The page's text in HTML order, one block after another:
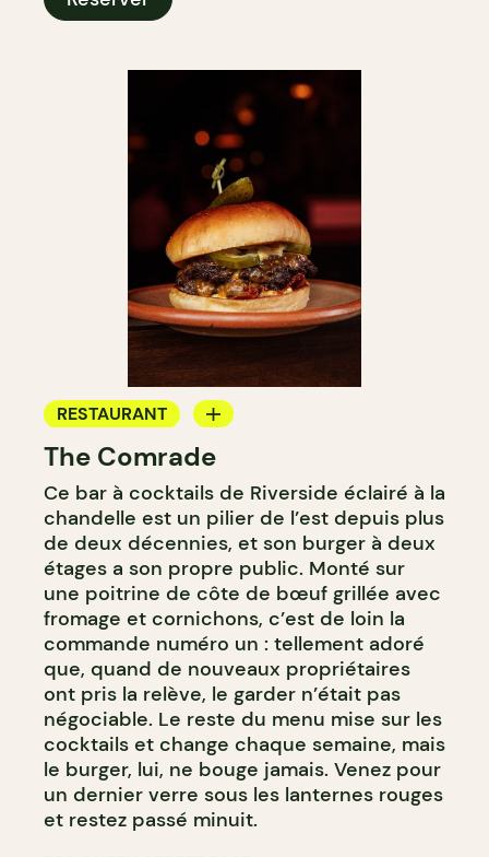
RESTAURANT
BAR
The Comrade
Ce bar à cocktails de Riverside éclairé à la
chandelle est un pilier de l’est depuis plus
de deux décennies, et son burger à deux
étages a son propre public. Monté sur
une poitrine de côte de bœuf grillée avec
fromage et cornichons, c’est de loin la
commande numéro un : tellement adoré
que, quand de nouveaux propriétaires
ont pris la relève, le garder n’était pas
négociable. Le reste du menu mise sur les
cocktails et change chaque semaine, mais
le burger, lui, ne bouge jamais. Venez pour
un dernier verre sous les lanternes rouges
et restez passé minuit.